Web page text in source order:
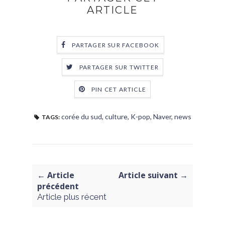
ARTICLE
PARTAGER SUR FACEBOOK
PARTAGER SUR TWITTER
PIN CET ARTICLE
TAGS: corée du sud, culture, K-pop, Naver, news
← Article
précédent
Article plus récent
Article suivant →